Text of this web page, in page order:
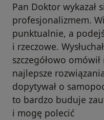
Pan Doktor wykazał
profesjonalizmem.
punktualnie, a
i rzeczowe.
szczegółowo
najlepsze
dopytywał o
to bardzo buduje
i mogę polecić